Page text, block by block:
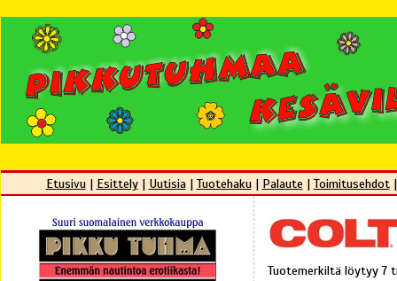
Etusivu| Esittely| Uutisia| Tuotehaku| Palaute | Toimitusehdot
Tuotemerkiltä löytyy 7